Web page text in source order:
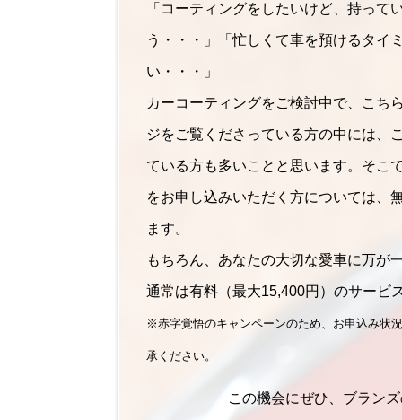
「コーティングをしたいけど、持って
う・・・」「忙しくて車を預けるタイ
い・・・」
カーコーティングをご検討中で、こち
ジをご覧くださっている方の中には、
ている方も多いことと思います。そこ
をお申し込みいただく方については、
ます。
もちろん、あなたの大切な愛車に万が
通常は有料（最大15,400円）のサービ
※赤字覚悟のキャンペーンのため、お申込み状
承ください。
この機会にぜひ、ブラン